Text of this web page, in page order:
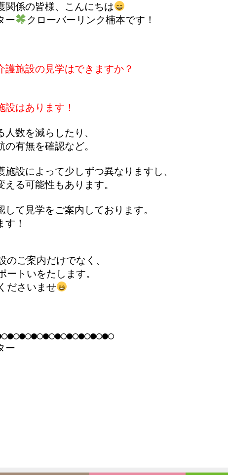
関係の皆様、こんにちは
ー
クローバーリンク楠本です！
施設の見学はできますか？
はあります！
数を減らしたり、
有無を確認など。
設によって少しずつ異なりますし、
る可能性もあります。
て見学をご案内しております。
！
ださいませ
ー